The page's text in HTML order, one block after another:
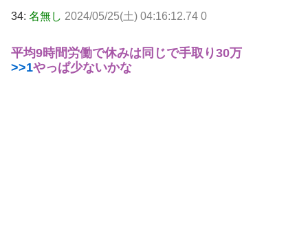
34: 名無し 2024/05/25(土) 04:16:12.74 0
平均9時間労働で休みは同じで手取り30万
>>1やっぱ少ないかな